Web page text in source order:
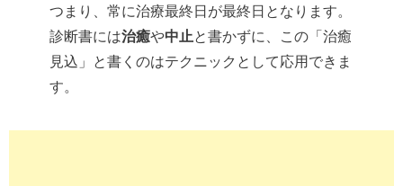
つまり、常に治療最終日が最終日となります。
診断書には治癒や中止と書かずに、この「治癒
見込」と書くのはテクニックとして応用できま
す。